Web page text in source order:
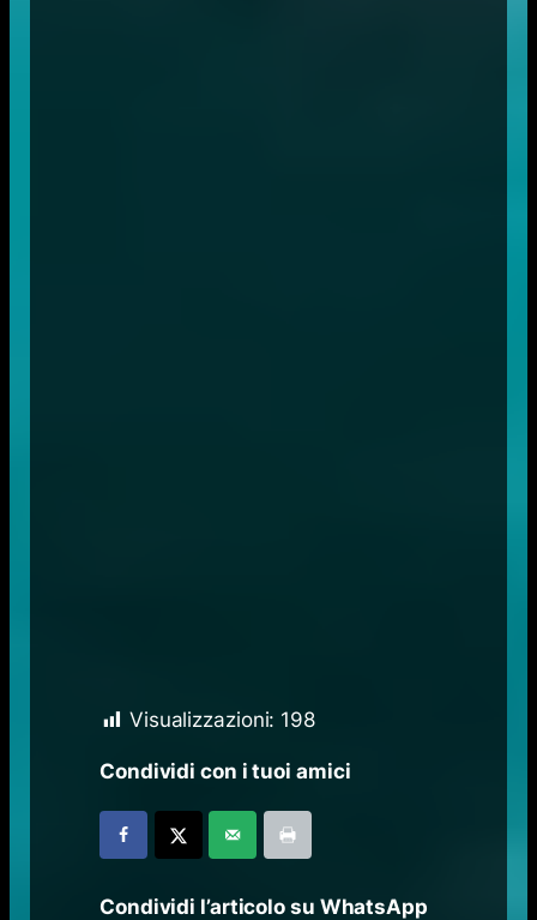
Visualizzazioni: 198
Condividi con i tuoi amici
Condividi l’articolo su WhatsApp